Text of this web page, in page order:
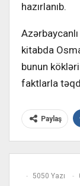
hazırlanıb.
kitabda
bunun
faktlarla
Paylaş
5050 Yazı